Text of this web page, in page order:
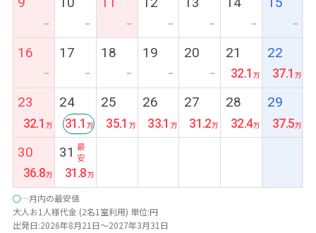
ー ー ー ー ー ー ー
16
ー
17
ー
18
ー
19
ー
20
ー
21
32.1
22
37.1
23
32.1
24
最
安
31.1
25
35.1
26
33.1
27
31.2
28
32.4
29
37.5
30
36.8
31
31.8
○…月内の最安値
大人お1人様代金 (2名1室利用) 単位:円
出発日:2026年8月21日～2027年3月31日